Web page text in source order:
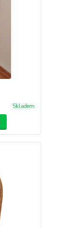
Skladem